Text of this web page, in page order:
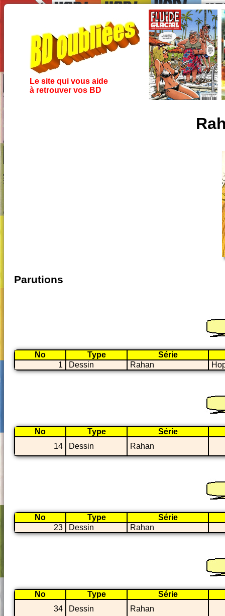
Le site qui vous aide
à retrouver vos BD
Parutions
No Type
Série
1
Dessin Rahan
No Type
Série
14
Dessin Rahan
No Type
Série
23
Dessin Rahan
No Type
Série
34
Dessin Rahan